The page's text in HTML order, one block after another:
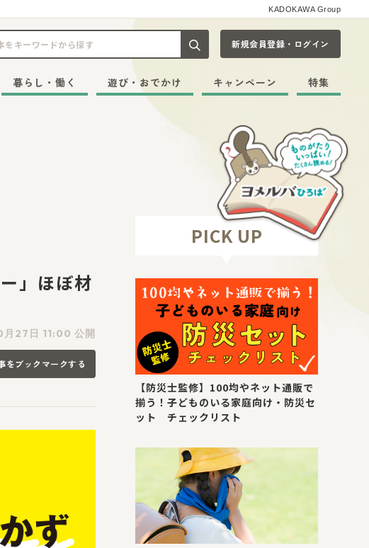
KADOKAWA Group
記事や本をキーワードから探す
新規会員登録・ログイン
暮らし・働く 遊び・おでかけ キャンペーン 特集
」ほぼ材
27日 11:00 公開
をブックマークする
PICK UP
【防災士監修】100均やネット通販で
揃う！子どものいる家庭向け・防災セ
ット チェックリスト